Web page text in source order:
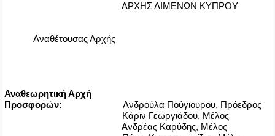
ΑΡΧΗΣ ΛΙΜΕΝΩΝ ΚΥΠΡΟΥ
Αναθέτουσας Αρχής
Αναθεωρητική Αρχή
Προσφορών: Ανδρούλα Πούγιουρου, Πρόεδρος
Κάριν Γεωργιάδου, Μέλος
Ανδρέας Καρύδης, Μέλος